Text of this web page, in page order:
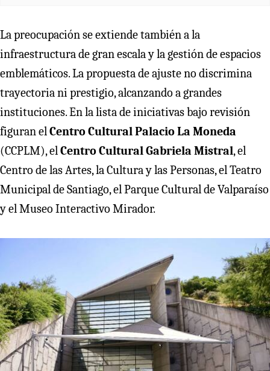
La preocupación se extiende también a la
infraestructura de gran escala y la gestión de espacios
emblemáticos. La propuesta de ajuste no discrimina
trayectoria ni prestigio, alcanzando a grandes
instituciones. En la lista de iniciativas bajo revisión
figuran elCentro Cultural Palacio La Moneda
(CCPLM), elCentro Cultural Gabriela Mistral, el
Centro de las Artes, la Cultura y las Personas, el Teatro
Municipal de Santiago, el Parque Cultural de Valparaíso
y el Museo Interactivo Mirador.